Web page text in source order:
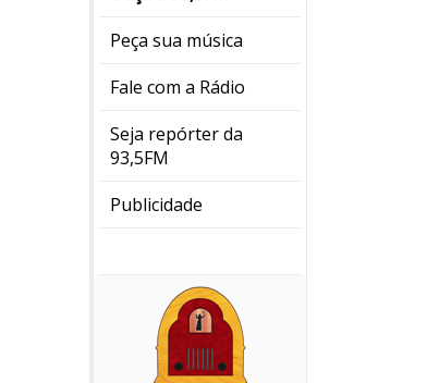
Peça sua música
Fale com a Rádio
Seja repórter da
93,5FM
Publicidade